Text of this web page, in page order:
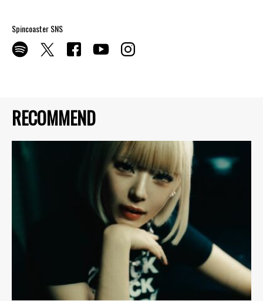
RECOMMEND
Spincoaster SNS